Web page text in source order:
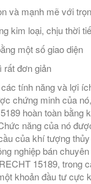
và mạnh mẽ với
kim loại, chịu thời
một số giao diện
rất đơn giản
tính năng và lợi
chứng minh của
hoàn toàn bằng
năng của nó
của khí tượng
nghiệp bán
15189, trong
khoản đầu tư cực